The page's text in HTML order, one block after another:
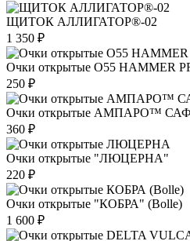
ЩИТОК АЛЛИГАТОР®-02
1 350 ₽
Очки открытые О55 HAMMER
250 ₽
Очки открытые АМПАРО™
360 ₽
Очки открытые "ЛЮЦЕРНА"
220 ₽
Очки открытые "КОБРА" (Bolle)
1 600 ₽